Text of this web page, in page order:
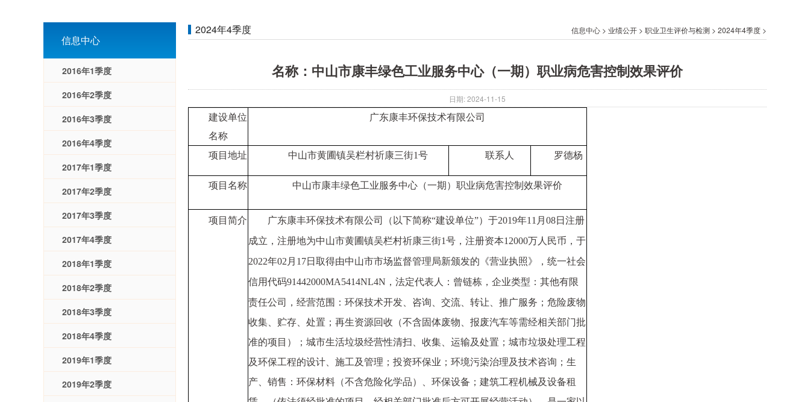
信息中心
2016年1季度
2016年2季度
2016年3季度
2016年4季度
2017年1季度
2017年2季度
2017年3季度
2017年4季度
2018年1季度
2018年2季度
2018年3季度
2018年4季度
2019年1季度
2019年2季度
2024年4季度 信息中心 > 业绩公开 > 职业卫生评价与检测 > 2024年4季度 >
名称：中山市康丰绿色工业服务中心（一期）职业病危害控制效果评价
日期: 2024-11-15
建设单位
名称
广东康丰环保技术有限公司
项目地址 中山市黄圃镇吴栏村祈康三街1号 联系人 罗德杨
项目名称 中山市康丰绿色工业服务中心（一期） 职业病危害控制效果评价
项目简介 广东康丰环保技术有限公司（以下简称“建设单位”）于2019年11 月 08日注册
成立，注册地为中山市黄圃镇吴栏村祈康三街1号，注册资本12000万人民币，于
2022年02 月 17日取得由中山市市场监督管理局新颁发的《营业执照》，统一社会
信用代码91442000MA5414NL4N ，法定代表人： 曾链栋 ，企业类型：其他有限
责任公司，经营范围：环保技术开发、咨询、交流、转让、推广服务；危险废物
收集、贮存、处置；再生资源回收（不含固体废物、报废汽车等需经相关部门批
准的项目）；城市生活垃圾经营性清扫、收集、运输及处置；城市垃圾处理工程
及环保工程的设计、施工及管理；投资环保业；环境污染治理及技术咨询；生
产、销售：环保材料（不含危险化学品）、环保设备；建筑工程机械及设备租